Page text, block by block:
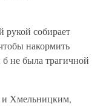
рукой собирает
накормить
не была трагичной
и Хмельницким,